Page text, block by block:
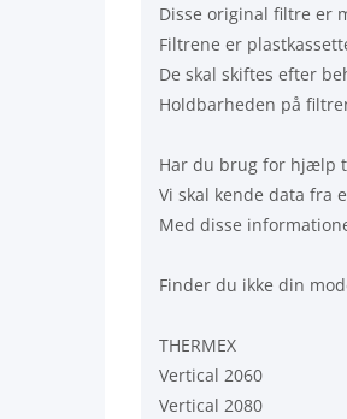
Disse original filtre er
Filtrene er
De skal skiftes efter
Holdbarheden på
Har du brug for hjælp
Vi skal kende data fra
Med disse
Finder du ikke din
THERMEX
Vertical 2060
Vertical 2080